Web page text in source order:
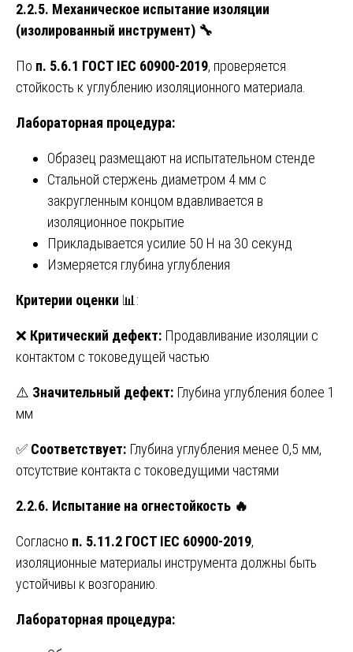
2.2.5. Механическое испытание изоляции
(изолированный инструмент) 🔧
По п. 5.6.1 ГОСТ IEC 60900-2019, проверяется
стойкость к углублению изоляционного материала.
Лабораторная процедура:
Образец размещают на испытательном стенде
Стальной стержень диаметром 4 мм с
закругленным концом вдавливается в
изоляционное покрытие
Прикладывается усилие 50 Н на 30 секунд
Измеряется глубина углубления
Критерии оценки 📊:
❌ Критический дефект: Продавливание изоляции с
контактом с токоведущей частью
⚠️ Значительный дефект: Глубина углубления более 1
мм
✅ Соответствует: Глубина углубления менее 0,5 мм,
отсутствие контакта с токоведущими частями
2.2.6. Испытание на огнестойкость 🔥
Согласно п. 5.11.2 ГОСТ IEC 60900-2019,
изоляционные материалы инструмента должны быть
устойчивы к возгоранию.
Лабораторная процедура: